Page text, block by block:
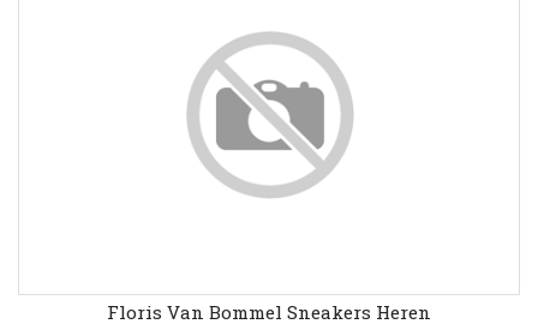
Floris Van Bommel Sneakers Heren